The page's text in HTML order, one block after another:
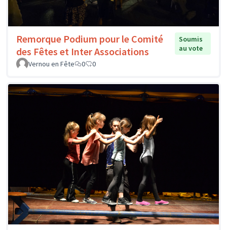
Remorque Podium pour le Comité
des Fêtes et Inter Associations
Soumis
au vote
Vernou en Fête
0 0